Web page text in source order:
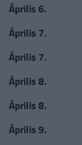
Április 6.
Április 7.
Április 7.
Április 8.
Április 8.
Április 9.